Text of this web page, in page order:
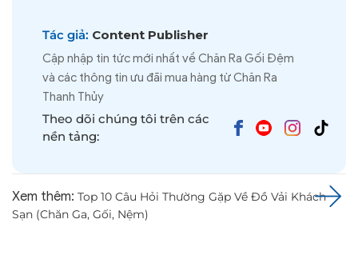
Tác giả: Content Publisher
Cập nhập tin tức mới nhất về Chăn Ra Gối Đệm
và các thông tin ưu đãi mua hàng từ Chăn Ra
Thanh Thủy
Theo dõi chúng tôi trên các
nền tảng:
Xem thêm: Top 10 Câu Hỏi Thường Gặp Về Đồ Vải Khách
Sạn (Chăn Ga, Gối, Nệm)